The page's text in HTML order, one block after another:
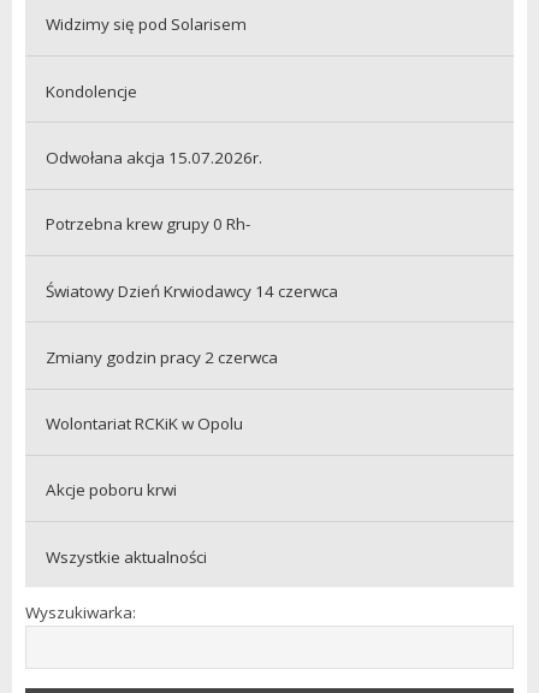
Widzimy się pod Solarisem
Kondolencje
Odwołana akcja 15.07.2026r.
Potrzebna krew grupy 0 Rh-
Światowy Dzień Krwiodawcy 14 czerwca
Zmiany godzin pracy 2 czerwca
Wolontariat RCKiK w Opolu
Akcje poboru krwi
Wszystkie aktualności
Wyszukiwarka: